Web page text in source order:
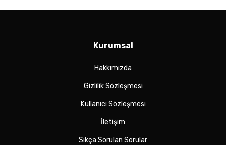
Kurumsal
Hakkımızda
Gizlilik Sözleşmesi
Kullanıcı Sözleşmesi
İletişim
Sıkça Sorulan Sorular